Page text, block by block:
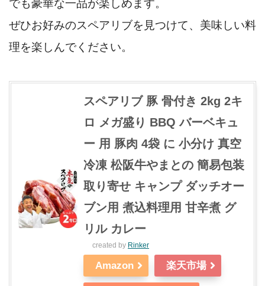
でも豪華な一品が楽しめます。
ぜひお好みのスペアリブを見つけて、美味しい料
理を楽しんでください。
スペアリブ 豚 骨付き 2kg 2キ
ロ メガ盛り BBQ バーベキュ
ー 用 豚肉 4袋 に 小分け 真空
冷凍 松阪牛やまとの 簡易包装
取り寄せ キャンプ ダッチオー
ブン用 煮込料理用 甘辛煮 グ
リル カレー
created by Rinker
Amazon 楽天市場